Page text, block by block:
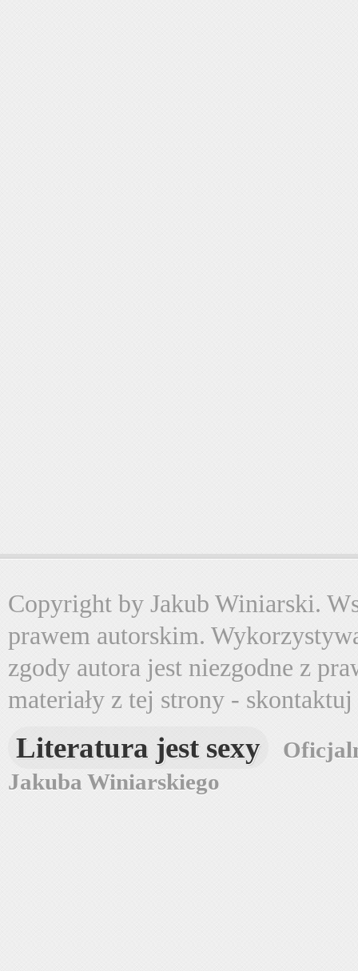
Copyright by Jakub Winiarski.
prawem autorskim.
zgody autora jest niezgodne z
materiały z tej strony -
Literatura jest sexy
Jakuba Winiarskiego